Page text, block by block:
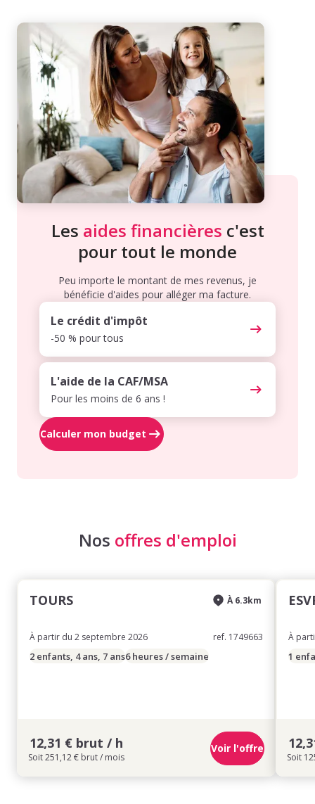
Les aides financières c'est
pour tout le monde
Peu importe le montant de mes revenus, je
bénéficie d'aides pour alléger ma facture.
Le crédit d'impôt
-50 % pour tous
L'aide de la CAF/MSA
Pour les moins de 6 ans !
Calculer mon budget
Nos offres d'emploi
TOURS
À partir du 2 septembre 2026
À 6.3km
ref. 1749663
2 enfants, 4 ans, 7 ans6 heures / semaine
12,31 € brut / h
Soit 251,12 € brut / mois
Voir l'offre
À
1
Soit